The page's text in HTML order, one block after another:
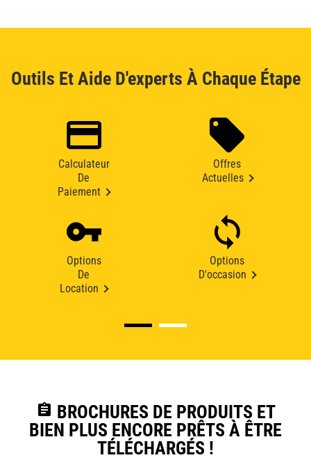
Outils Et Aide D'experts À Chaque Étape
Calculateur
De
Paiement
Offres
Actuelles
Options
De
Location
Options
D'occasion
assignment BROCHURES DE PRODUITS ET
BIEN PLUS ENCORE PRÊTS À ÊTRE
TÉLÉCHARGÉS !